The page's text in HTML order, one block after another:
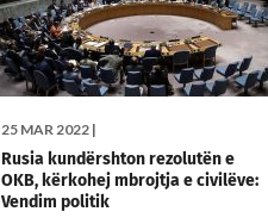
25 MAR 2022 |
Rusia kundërshton rezolutën e
OKB, kërkohej mbrojtja e civilëve:
Vendim politik